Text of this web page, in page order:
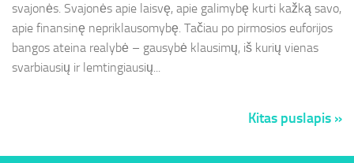
svajonės. Svajonės apie laisvę, apie galimybę kurti kažką savo,
apie finansinę nepriklausomybę. Tačiau po pirmosios euforijos
bangos ateina realybė – gausybė klausimų, iš kurių vienas
svarbiausių ir lemtingiausių...
Kitas puslapis »